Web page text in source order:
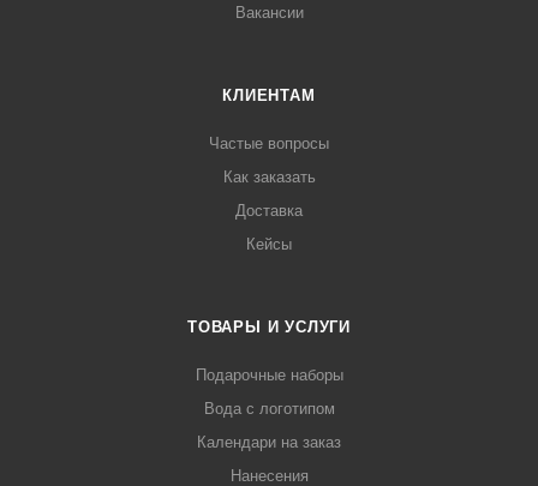
Вакансии
КЛИЕНТАМ
Частые вопросы
Как заказать
Доставка
Кейсы
ТОВАРЫ И УСЛУГИ
Подарочные наборы
Вода с логотипом
Календари на заказ
Нанесения